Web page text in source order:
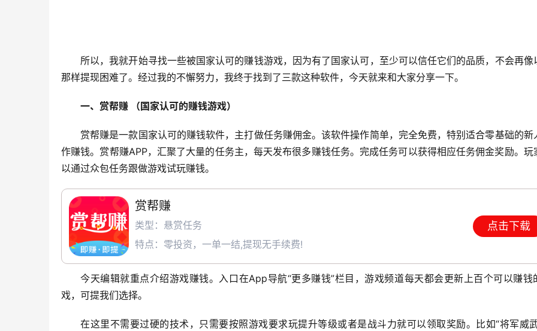
所以，我就开始寻找一些被国家认可的赚钱游戏，因为有了国家认可，至少可以信任它们的品质，不会再像
那样提现困难了。经过我的不懈努力，我终于找到了三款这种软件，今天就来和大家分享一下。
一、赏帮赚 （国家认可的赚钱游戏）
赏帮赚是一款国家认可的赚钱软件，主打做任务赚佣金。该软件操作简单，完全免费，特别适合零基础的新
作赚钱。赏帮赚APP，汇聚了大量的任务主，每天发布很多赚钱任务。完成任务可以获得相应任务佣金奖励。玩
以通过众包任务跟做游戏试玩赚钱。
赏帮赚
类型：悬赏任务
特点：零投资，一单一结,提现无手续费!
点击下载
今天编辑就重点介绍游戏赚钱。入口在App导航“更多赚钱”栏目，游戏频道每天都会更新上百个可以赚钱
戏，可提我们选择。
在这里不需要过硬的技术，只需要按照游戏要求玩提升等级或者是战斗力就可以领取奖励。比如“将军威